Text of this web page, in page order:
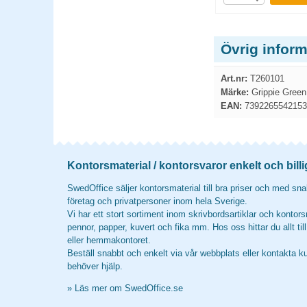
Övrig
Art.nr: T260101
Märke: Grippie Green
EAN: 7392265542153
Kontorsmaterial / kontorsvaror enkelt och
SwedOffice säljer kontorsmaterial till bra priser och med
företag och privatpersoner inom hela Sverige.
Vi har ett stort sortiment inom skrivbordsartiklar och
pennor, papper, kuvert och fika mm. Hos oss hittar du allt
eller hemmakontoret.
Beställ snabbt och enkelt via vår webbplats eller kontakta
behöver hjälp.
» Läs mer om SwedOffice.se